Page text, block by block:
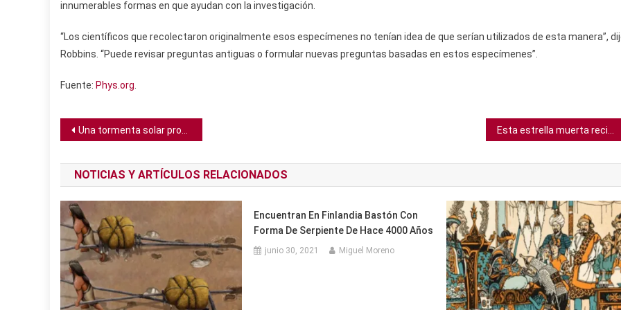
innumerables formas en que ayudan con la investigación.
“Los científicos que recolectaron originalmente esos especímenes no tenían idea de que serían utilizados de esta manera”,
Robbins. “Puede revisar preguntas antiguas o formular nuevas preguntas basadas en estos especímenes”.
Fuente: Phys.org
Navegación
de
entradas
Una tormenta solar provoca extrañas auroras rosas
NOTICIAS Y ARTÍCULOS RELACIONADOS
Encuentran En Finlandia Bastón Con
Forma De Serpiente De Hace 4000 Años
junio 30, 2021 Miguel Moreno